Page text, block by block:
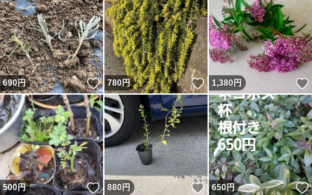
690円 いいね！
780円 いいね！
1,380円
500円 いいね！
880円 いいね！
650円